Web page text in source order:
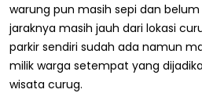
warung pun masih sepi dan
jaraknya masih jauh dari lokasi
parkir sendiri sudah ada namun
milik warga setempat yang
wisata curug.